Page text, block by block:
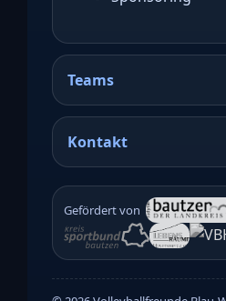
Teams
Kontakt
Gefördert von